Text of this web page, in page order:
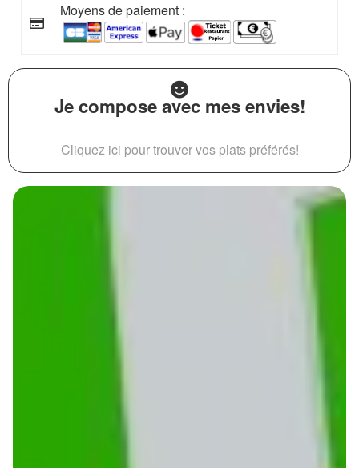
Moyens de paiement :
Je compose avec mes envies!
Cliquez ici pour trouver vos plats préférés!